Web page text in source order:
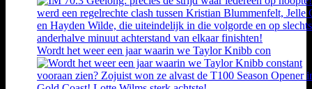
Wordt het weer een jaar waarin we Taylor Knibb con